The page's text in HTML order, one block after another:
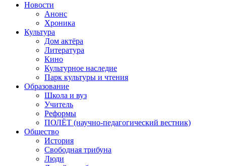
Новости
Анонс
Хроника
Культура
Дом актёра
Литература
Кино
Культурное наследие
Парк культуры и чтения
Образование
Школа и вуз
Учитель
Реформы
ПОЛЁТ (научно-педагогический вестник)
Общество
История
Свободная трибуна
Люди